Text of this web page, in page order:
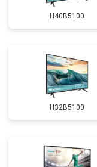
H40B5100
H32B5100